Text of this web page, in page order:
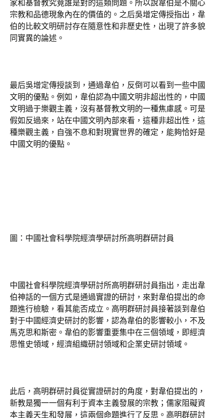
家和基督教究竟誰是對的這類問題。所以說韋伯是不關心
宗教和品德現象內在的價值的。之后吳增定傳授指出，韋
伯的比較文明研討存在隨意性和非歷史性，出現了許多貌
同實異的論述。
最后吳增定傳授談到，通過韋伯，反倒可以看到一些中國
文明的優點。例如，韋伯認為中國文明非超出性的，中國
文明過于樂觀主義，沒有基督教文明的一種焦慮感。可是
假如反過來，站在中國文明內部來看，這種非超出性，這
種樂觀主義，自強不息和對現實世界的確定，能夠恰好是
中國文明的優點。
圖：中國社會科學院經濟學研討所高明群研討員
中國社會科學院經濟學研討所高明群研討員指出，走出韋
伯神話的一個方式是通過實證的研討，來對韋伯提出的命
題進行檢驗，看其能否成立。高明群研討員接著談到韋伯
對于中國經濟史研討的影響，認為韋伯的影響較小，不及
馬克思和斯密。韋伯的影響重要集中在三個領域，即經濟
思惟史領域，經濟組織研討領域和企業史研討領域。
此后，高明群研討員從實證研討的角度，對韋伯提出的，
新教是獨一一個有利于資本主義發展的宗教；儒家阻礙資
本主義天生和發展，這兩個命題進行了反思。高明群研討